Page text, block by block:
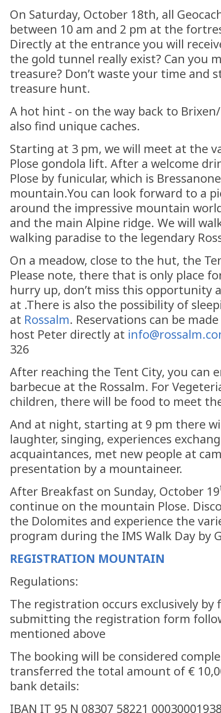
On Saturday, October 18th, all
between 10 am and 2 pm at the
Directly at the entrance you will
the gold tunnel really exist? Can you
treasure? Don’t waste your time and
treasure hunt.
A hot hint - on the way back to
also find unique caches.
Starting at 3 pm, we will meet at the
Plose gondola lift. After a welcome
Plose by funicular, which is
mountain.You can look forward to a
around the impressive mountain
and the main Alpine ridge. We will
walking paradise to the legendary
On a meadow, close to the hut, the
Please note, there that is only place
hurry up, don’t miss this opportunity
at .There is also the possibility of
at Rossalm. Reservations can be
host Peter directly at
326
After reaching the Tent City, you can
barbecue at the Rossalm. For
children, there will be food to meet
And at night, starting at 9 pm there
laughter, singing, experiences
acquaintances, met new people at
presentation by a mountaineer.
After Breakfast on Sunday, October 19
continue on the mountain Plose.
the Dolomites and experience the
program during the IMS Walk Day by
REGISTRATION MOUNTAIN
Regulations:
The registration occurs exclusively by
submitting the registration form
mentioned above
The booking will be considered
transferred the total amount of €
bank details:
IBAN IT 95 N 08307 58221